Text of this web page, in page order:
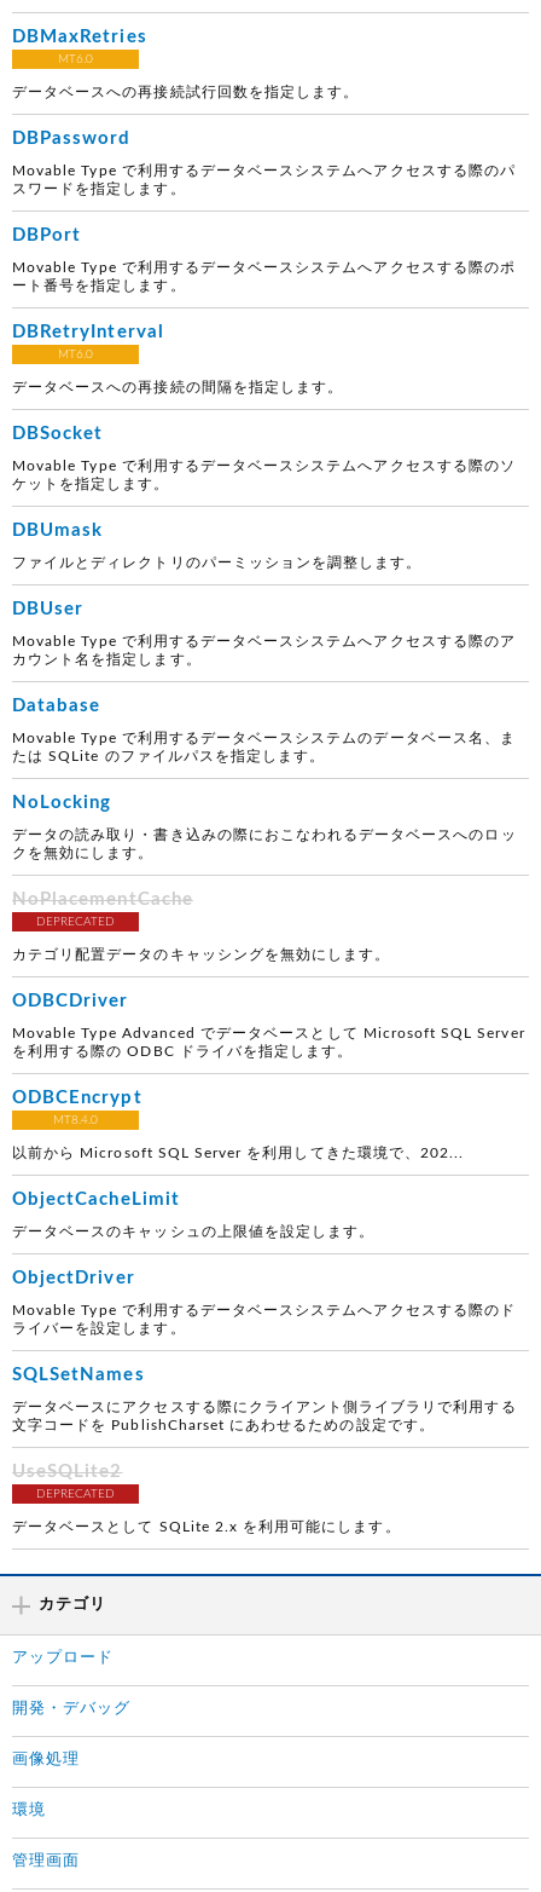
DBMaxRetries
MT6.0
データベースへの再接続試行回数を指定します。
DBPassword
Movable Type で利用するデータベースシステムへアクセスする際のパ
スワードを指定します。
DBPort
Movable Type で利用するデータベースシステムへアクセスする際のポ
ート番号を指定します。
DBRetryInterval
MT6.0
データベースへの再接続の間隔を指定します。
DBSocket
Movable Type で利用するデータベースシステムへアクセスする際のソ
ケットを指定します。
DBUmask
ファイルとディレクトリのパーミッションを調整します。
DBUser
Movable Type で利用するデータベースシステムへアクセスする際のア
カウント名を指定します。
Database
Movable Type で利用するデータベースシステムのデータベース名、ま
たは SQLite のファイルパスを指定します。
NoLocking
データの読み取り・書き込みの際におこなわれるデータベースへのロッ
クを無効にします。
NoPlacementCache
DEPRECATED
カテゴリ配置データのキャッシングを無効にします。
ODBCDriver
Movable Type Advanced でデータベースとして Microsoft SQL Server
を利用する際の ODBC ドライバを指定します。
ODBCEncrypt
MT8.4.0
以前から Microsoft SQL Server を利用してきた環境で、202...
ObjectCacheLimit
データベースのキャッシュの上限値を設定します。
ObjectDriver
Movable Type で利用するデータベースシステムへアクセスする際のド
ライバーを設定します。
SQLSetNames
データベースにアクセスする際にクライアント側ライブラリで利用する
文字コードを PublishCharset にあわせるための設定です。
UseSQLite2
DEPRECATED
データベースとして SQLite 2.x を利用可能にします。
カテゴリ
アップロード
開発・デバッグ
画像処理
環境
管理画面